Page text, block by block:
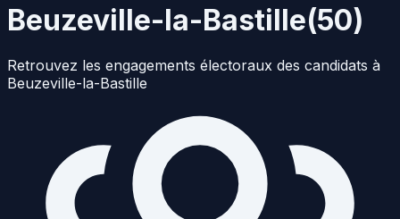
Beuzeville-la-Bastille(50)
Retrouvez les engagements électoraux des candidats à
Beuzeville-la-Bastille